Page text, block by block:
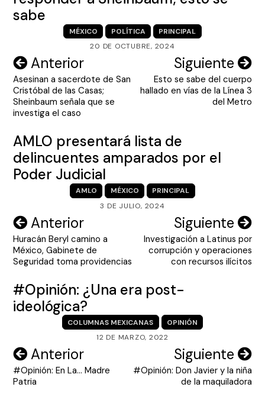
sabe
MÉXICO POLÍTICA
PRINCIPAL
20 DE OCTUBRE, 2024
Navegación
de
entradas
Anterior
Asesinan a sacerdote de San
Cristóbal de las Casas;
Sheinbaum señala que se
investiga el caso
Siguiente
Esto se sabe del cuerpo
hallado en vías de la Línea 3
del Metro
AMLO presentará lista de
delincuentes amparados por el
Poder Judicial
AMLO MÉXICO
PRINCIPAL
3 DE JULIO, 2024
Navegación
de
entradas
Anterior
Huracán Beryl camino a
México, Gabinete de
Seguridad toma providencias
Siguiente
Investigación a Latinus por
corrupción y operaciones
con recursos ilícitos
#Opinión: ¿Una era post-
ideológica?
COLUMNAS MEXICANAS
OPINIÓN
12 DE MARZO, 2022
Navegación
de
Anterior
#Opinión: En La… Madre
Patria
Siguiente
#Opinión: Don Javier y la niña
de la maquiladora